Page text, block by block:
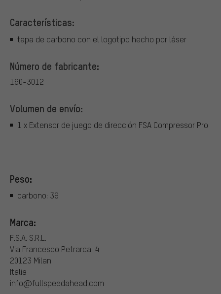
Características:
tapa de carbono con el logotipo hecho por láser
Número de fabricante:
160-3012
Volumen de envío:
1 x Extensor de juego de dirección FSA Compressor Pro
Peso:
carbono: 39
Marca:
F.S.A. S.R.L.
Via Francesco Petrarca. 4
20123 Milan
Italia
info@fullspeedahead.com